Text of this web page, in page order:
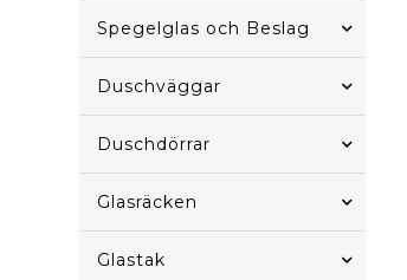
Spegelglas och Beslag
Duschväggar
Duschdörrar
Glasräcken
Glastak